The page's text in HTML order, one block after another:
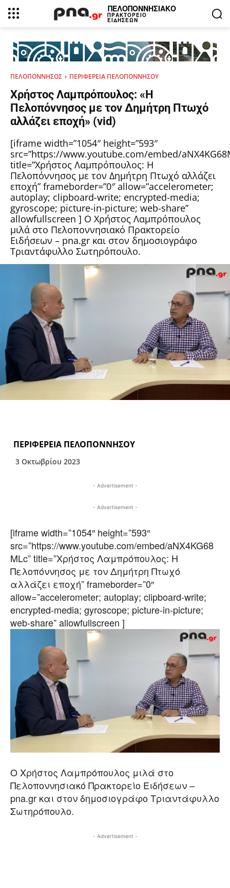
ΠΕΛΟΠΟΝΝΗΣΙΑΚΟ
ΠΡΑΚΤΟΡΕΙΟ
ΕΙΔΗΣΕΩΝ
ΠΕΛΟΠΟΝΝΗΣΟΣ ΠΕΡΙΦΕΡΕΙΑ ΠΕΛΟΠΟΝΝΗΣΟΥ
Χρήστος Λαμπρόπουλος: «Η
Πελοπόννησος με τον Δημήτρη Πτωχό
αλλάζει εποχή» (vid)
[iframe width=”1054″ height=”593″
src=”https://www.youtube.com/embed/
title=”Χρήστος Λαμπρόπουλος: Η
Πελοπόννησος με τον Δημήτρη Πτωχό αλλάζει
εποχή” frameborder=”0″ allow=”accelerometer;
autoplay; clipboard-write; encrypted-media;
gyroscope; picture-in-picture; web-share”
allowfullscreen ] Ο Χρήστος Λαμπρόπουλος
μιλά στο Πελοποννησιακό Πρακτορείο
Ειδήσεων – pna.gr και στον δημοσιογράφο
Τριαντάφυλλο Σωτηρόπουλο.
ΠΕΡΙΦΕΡΕΙΑ ΠΕΛΟΠΟΝΝΗΣΟΥ
3 Οκτωβρίου 2023
- Advertisement -
- Advertisement -
[iframe width=”1054″ height=”593″
src=”https://www.youtube.com/embed/aNX4KG68
MLc” title=”Χρήστος Λαμπρόπουλος: Η
Πελοπόννησος με τον Δημήτρη Πτωχό
αλλάζει εποχή” frameborder=”0″
allow=”accelerometer; autoplay; clipboard-write;
encrypted-media; gyroscope; picture-in-picture;
web-share” allowfullscreen ]
Ο Χρήστος Λαμπρόπουλος μιλά στο
Πελοποννησιακό Πρακτορείο Ειδήσεων –
pna.gr και στον δημοσιογράφο Τριαντάφυλλο
Σωτηρόπουλο.
- Advertisement -